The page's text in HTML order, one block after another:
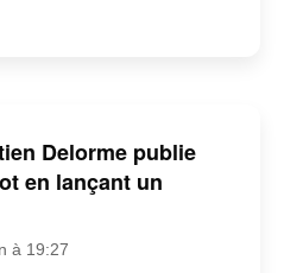
Delorme publie
en lançant un
à 19:27